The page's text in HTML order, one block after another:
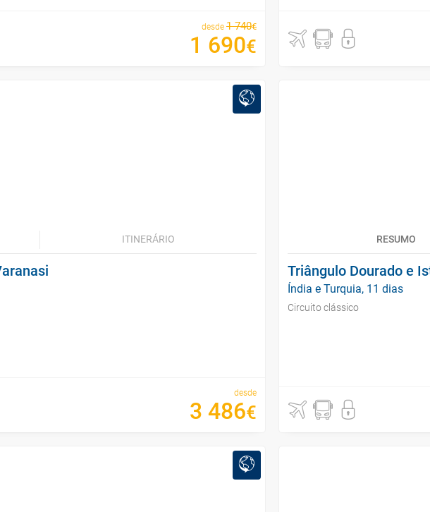
desde 1 740€
1 690€
ITINERÁRIO
desde
3 486€
RESUMO
Triângulo Dourado e
Índia e Turquia, 11 dias
Circuito clássico